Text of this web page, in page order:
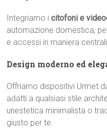
Integriamo icitofoni e
automazione domestica,
e accessi in maniera
Design moderno ed
Offriamo dispositivi Urmet
adatti a qualsiasi stile
unestetica minimalista o
giusto per te.